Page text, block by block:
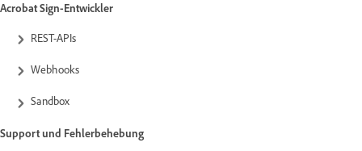
Acrobat Sign-Entwickler
REST-APIs
Webhooks
Sandbox
Support und Fehlerbehebung